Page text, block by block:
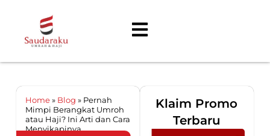
Home» Blog » Pernah
Mimpi Berangkat Umroh
atau Haji? Ini Arti dan Cara
Menyikapinya
Klaim Promo
Terbaru